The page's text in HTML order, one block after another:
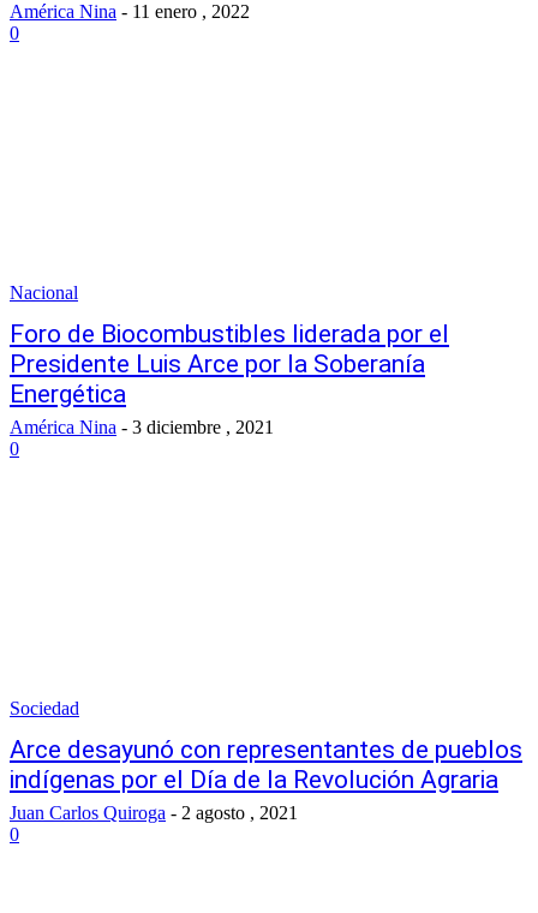
América Nina - 11 enero , 2022
0
Nacional
Foro de Biocombustibles liderada por el
Presidente Luis Arce por la Soberanía
Energética
América Nina - 3 diciembre , 2021
0
Sociedad
Arce desayunó con representantes de pueblos
indígenas por el Día de la Revolución Agraria
Juan Carlos Quiroga - 2 agosto , 2021
0